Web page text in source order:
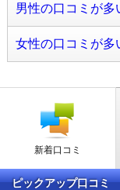
男性の口コミが多
女性の口コミが多
新着口コミ
ピックアップ口コミ